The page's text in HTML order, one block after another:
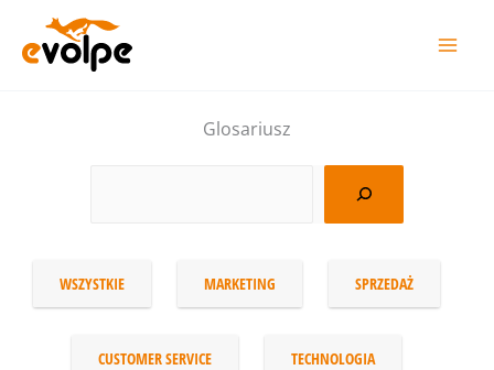
Перейти
Glosariusz
WSZYSTKIE MARKETING SPRZEDAŻ
CUSTOMER SERVICE TECHNOLOGIA